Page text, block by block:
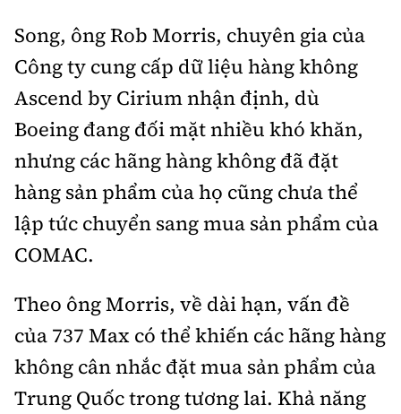
Song, ông Rob Morris, chuyên gia của
Công ty cung cấp dữ liệu hàng không
Ascend by Cirium nhận định, dù
Boeing đang đối mặt nhiều khó khăn,
nhưng các hãng hàng không đã đặt
hàng sản phẩm của họ cũng chưa thể
lập tức chuyển sang mua sản phẩm của
COMAC.
Theo ông Morris, về dài hạn, vấn đề
của 737 Max có thể khiến các hãng hàng
không cân nhắc đặt mua sản phẩm của
Trung Quốc trong tương lai. Khả năng